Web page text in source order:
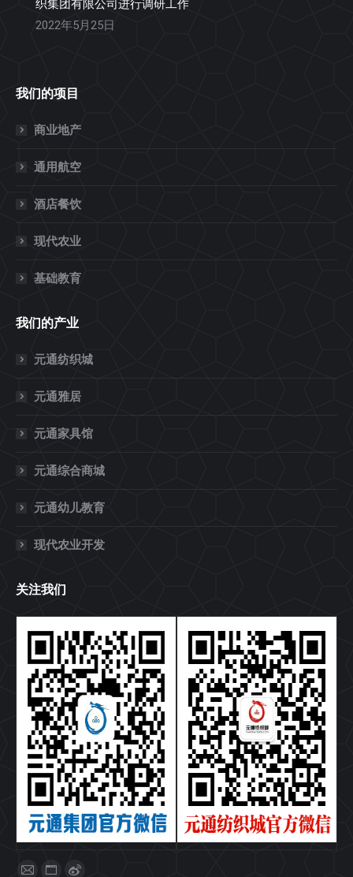
织集团有限公司进行调研工作
2022年5月25日
我们的项目
商业地产
通用航空
酒店餐饮
现代农业
基础教育
我们的产业
元通纺织城
元通雅居
元通家具馆
元通综合商城
元通幼儿教育
现代农业开发
关注我们
找到我们：